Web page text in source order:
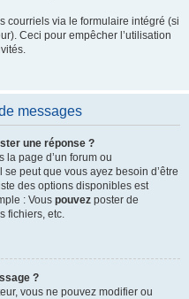
courriels via le formulaire intégré (si
Ceci pour empêcher l’utilisation
messages
une réponse ?
page d’un forum ou
peut que vous ayez besoin d’être
des options disponibles est
: Vous pouvez poster de
fichiers, etc.
?
vous ne pouvez modifier ou